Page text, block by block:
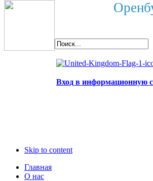
Вход в информационную
Skip to content
Главная
О нас